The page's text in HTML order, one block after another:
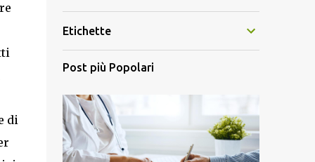
di
Etichette
Post più Popolari